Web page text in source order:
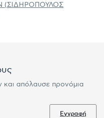
(ΣΙΔΗΡΟΠΟΥΛΟΣ
και απόλαυσε προνόμια
Εγγραφή